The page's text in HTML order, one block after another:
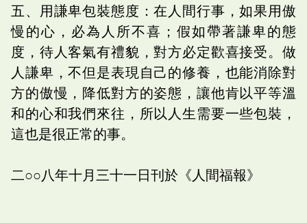
五、用謙卑包裝態度：在人間行事，如果用傲
慢的心，必為人所不喜；假如帶著謙卑的態
度，待人客氣有禮貌，對方必定歡喜接受。做
人謙卑，不但是表現自己的修養，也能消除對
方的傲慢，降低對方的姿態，讓他肯以平等溫
和的心和我們來往，所以人生需要一些包裝，
這也是很正常的事。
二○○八年十月三十一日刊於《人間福報》